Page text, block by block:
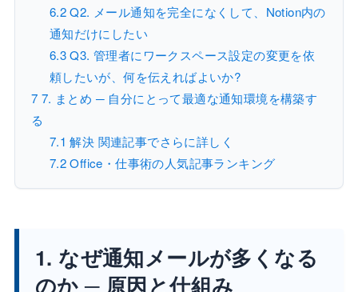
6.2Q2. メール通知を完全になくして、Notion内の
通知だけにしたい
6.3Q3. 管理者にワークスペース設定の変更を依
頼したいが、何を伝えればよいか?
7 7. まとめ ─ 自分にとって最適な通知環境を構築す
る
7.1 解決 関連記事でさらに詳しく
7.2Office・仕事術の人気記事ランキング
1. なぜ通知メールが多くなる
のか ─ 原因と仕組み